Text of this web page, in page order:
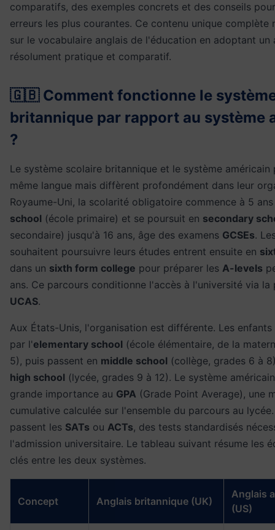
comparatifs, des exemples concrets et des conseils
erreurs les plus courantes. Ce contenu unique complète
sur le vocabulaire anglais de l'éducation en adoptant un
résolument pratique et comparatif.
🇬🇧 Comment fonctionne le
britannique par rapport au système
?
Le système scolaire britannique et le système
même langue mais diffèrent profondément dans leur
Royaume-Uni, la scolarité obligatoire commence à 5
school (école primaire) et se poursuit en secondary
secondaire) jusqu'à 16 ans, âge des examens GCSEs.
souhaitent poursuivre leurs études entrent ensuite en
dans un sixth form college pour préparer les A-levels
ans. Ce parcours conditionne l'accès à l'université via la
UCAS.
Aux États-Unis, l'organisation est différente. Les
par l'elementary school (école élémentaire, de la
5), puis passent en middle school (collège, grades 6 à
high school (lycée, grades 9 à 12). Le système
grande importance au GPA (Grade Point Average), une
cumulative calculée sur l'ensemble du parcours au
passent les SATs ou ACTs, des tests standardisés
l'admission universitaire. Le tableau suivant résume les
clés entre les deux systèmes.
Concept Anglais britannique (UK)
Anglais
(US)